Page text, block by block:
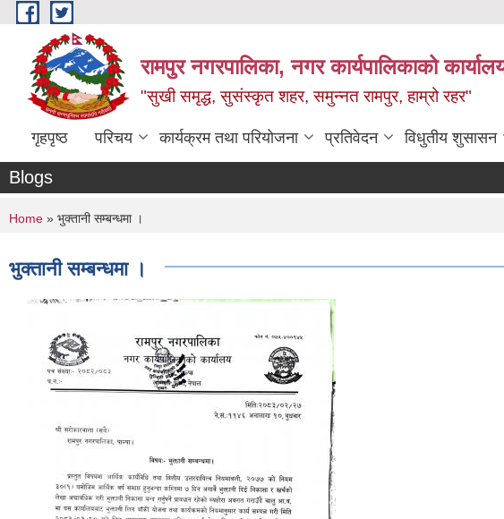
Skip to main content
रामपुर नगरपालिका, नगर कार्यपालिकाको
"सुखी समृद्ध, सुसंस्कृत शहर, समुन्नत रामपुर, हाम्रो रहर"
गृहपृष्ठ परिचय कार्यक्रम तथा परियोजना प्रतिवेदन विधुतीय शुसासन
Blogs
You are here
Home » भुक्तानी सम्बन्धमा ।
भुक्तानी सम्बन्धमा ।